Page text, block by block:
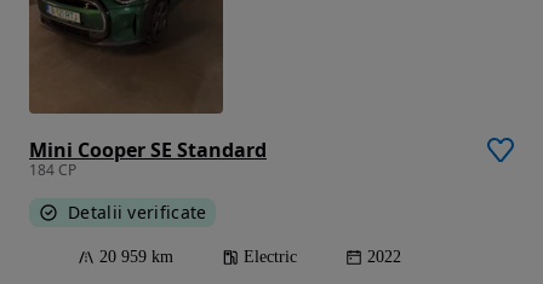
Mini Cooper SE Standard
184 CP
Detalii verificate
20 959 km Electric 2022